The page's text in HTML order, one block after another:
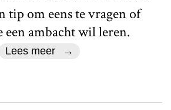
tip om eens te vragen of
een ambacht wil leren.
Lees meer